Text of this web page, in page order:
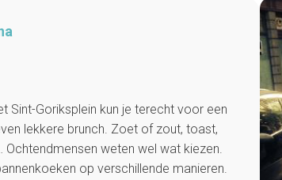
Sint-Goriksplein kun je terecht voor een
lekkere brunch. Zoet of zout, toast,
weten wel wat kiezen.
op verschillende manieren.